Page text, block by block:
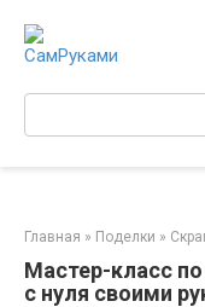
контенту
Главная » Поделки »
Мастер-класс
с нуля своими